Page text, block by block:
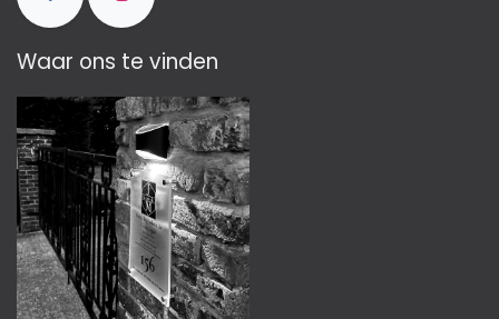
Waar ons te vinden